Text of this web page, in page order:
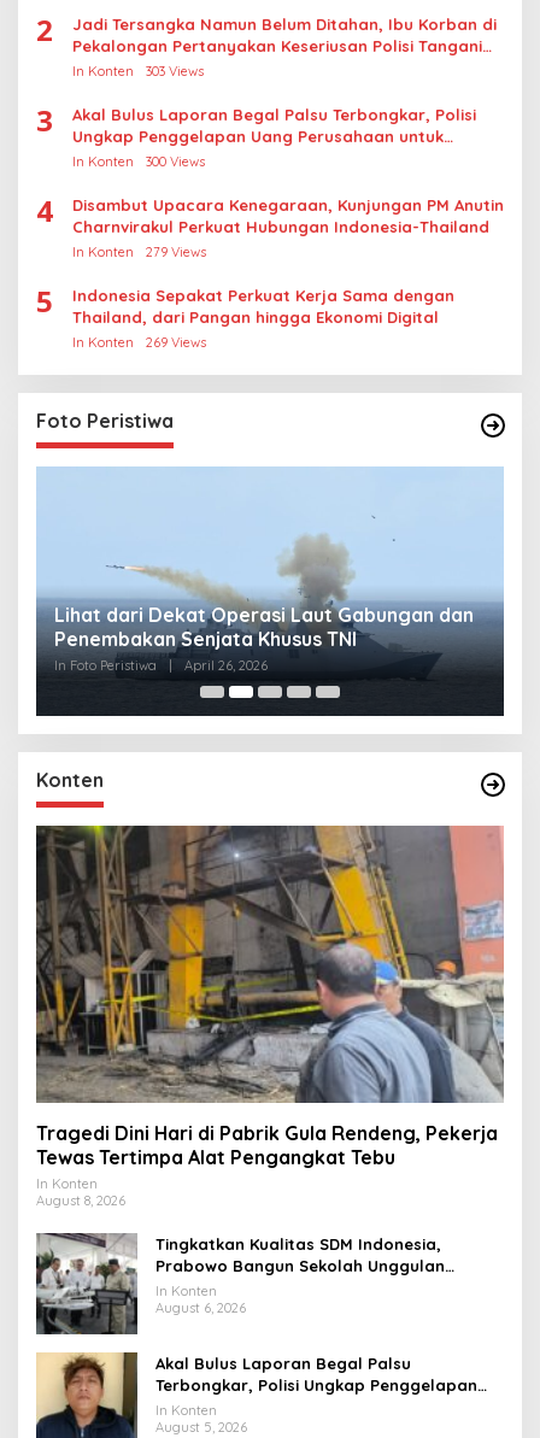
2
Jadi Tersangka Namun Belum Ditahan, Ibu Korban di
Pekalongan Pertanyakan Keseriusan Polisi Tangani
Kasus Rudapksa Sampai Anaknya Hamil
In Konten 303 Views
3
Akal Bulus Laporan Begal Palsu Terbongkar, Polisi
Ungkap Penggelapan Uang Perusahaan untuk
Crypto
In Konten 300 Views
4
Disambut Upacara Kenegaraan, Kunjungan PM Anutin
Charnvirakul Perkuat Hubungan Indonesia-Thailand
In Konten 279 Views
5
Indonesia Sepakat Perkuat Kerja Sama dengan
Thailand, dari Pangan hingga Ekonomi Digital
In Konten 269 Views
Foto Peristiwa
Lihat dari Dekat Operasi Laut Gabungan dan
Penembakan Senjata Khusus TNI
In Foto Peristiwa April 26, 2026
Konten
Tragedi Dini Hari di Pabrik Gula Rendeng, Pekerja
Tewas Tertimpa Alat Pengangkat Tebu
In Konten
August 8, 2026
Tingkatkan Kualitas SDM Indonesia,
Prabowo Bangun Sekolah Unggulan
hingga Undang Universitas Terbaik Dunia
In Konten
August 6, 2026
Akal Bulus Laporan Begal Palsu
Terbongkar, Polisi Ungkap Penggelapan
Uang Perusahaan untuk Crypto
In Konten
August 5, 2026